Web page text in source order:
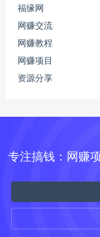
福缘网
网赚交流
网赚教程
网赚项目
资源分享
专注搞钱：网赚